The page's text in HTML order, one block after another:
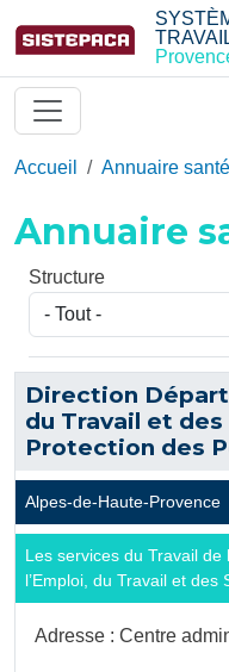
Aller au contenu principal
Accueil Annuaire
Annuaire
Structure
Direction
du Travail et
Protection des
Alpes-de-Haute-Provence
Les services du Travail
l’Emploi, du Travail et des
Adresse : Centre